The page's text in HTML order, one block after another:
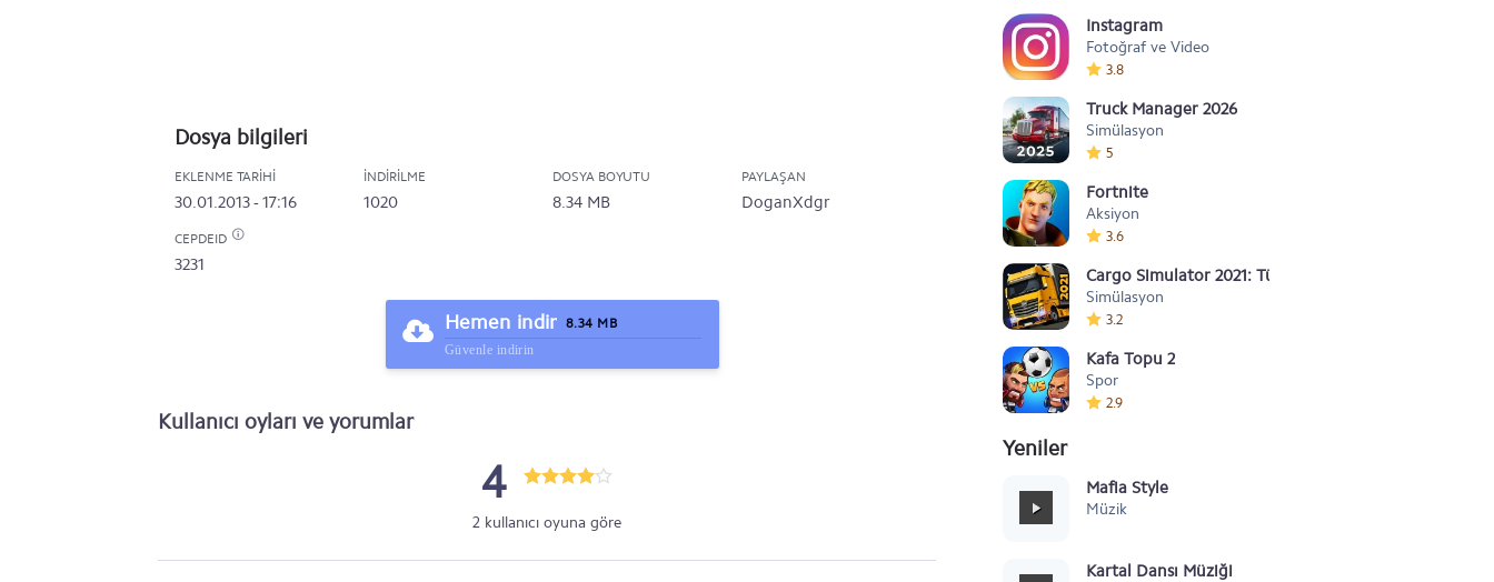
Dosya bilgileri
EKLENME TARIHI
30.01.2013 - 17:16
İNDIRILME
1020
DOSYA BOYUTU
8.34 MB
PAYLAŞAN
DoganXdgr
CEPDEID
3231
Hemen indir 8.34 MB
Güvenle indirin
Instagram
Fotoğraf ve Video
3.8
Truck Manager 2026
Simülasyon
5
Fortnite
Aksiyon
3.6
Cargo Simulator 2021: Türkiye
Simülasyon
3.2
Kafa Topu 2
Spor
2.9
Yeniler
Mafia Style
Müzik
Kartal Dansı Müziği
Kullanıcı oyları ve yorumlar
4
2 kullanıcı oyuna göre